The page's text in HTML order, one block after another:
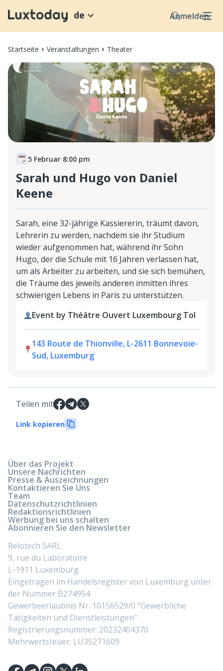
Anmelden
de
Startseite Veranstaltungen Theater
5 Februar 8:00 pm
Sarah und Hugo von Daniel
Keene
Sarah, eine 32-jährige Kassiererin, träumt davon,
Lehrerin zu werden, nachdem sie ihr Studium
wieder aufgenommen hat, während ihr Sohn
Hugo, der die Schule mit 16 Jahren verlassen hat,
um als Arbeiter zu arbeiten, und sie sich bemühen,
die Träume des jeweils anderen inmitten ihres
schwierigen Lebens in Paris zu unterstützen.
Event by Théâtre Ouvert Luxembourg Tol
143 Route de Thionville, L-2611 Bonnevoie-
Sud, Luxemburg
Teilen mit
Link kopieren
Über das Projekt
Unsere Nachrichten
Presse & Auszeichnungen
Kontaktieren Sie Uns
Team
Datenschutzrichtlinien
Redaktionsrichtlinien
Werbung bei uns schalten
Abonnieren Sie den Newsletter
Relotech SARL
9, rue du Laboratoire
L-1911 Luxemburg
Eingetragen im Handelsregister von Luxemburg unter
der Nummer B274954
Gewerbeerlaubnis Nr. 10156529/0 "Gewerbliche
Tätigkeiten und Dienstleistungen"
Registrierungsnummer: 20232404370
Mehrwertsteuer: LU35271609